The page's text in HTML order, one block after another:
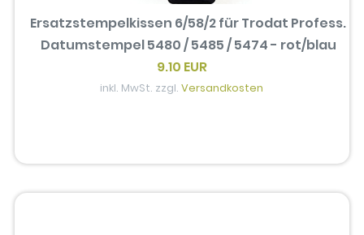
Ersatzstempelkissen 6/58/2 für Trodat Profess.
Datumstempel 5480 / 5485 / 5474 - rot/blau
9.10 EUR
inkl. MwSt. zzgl.Versandkosten